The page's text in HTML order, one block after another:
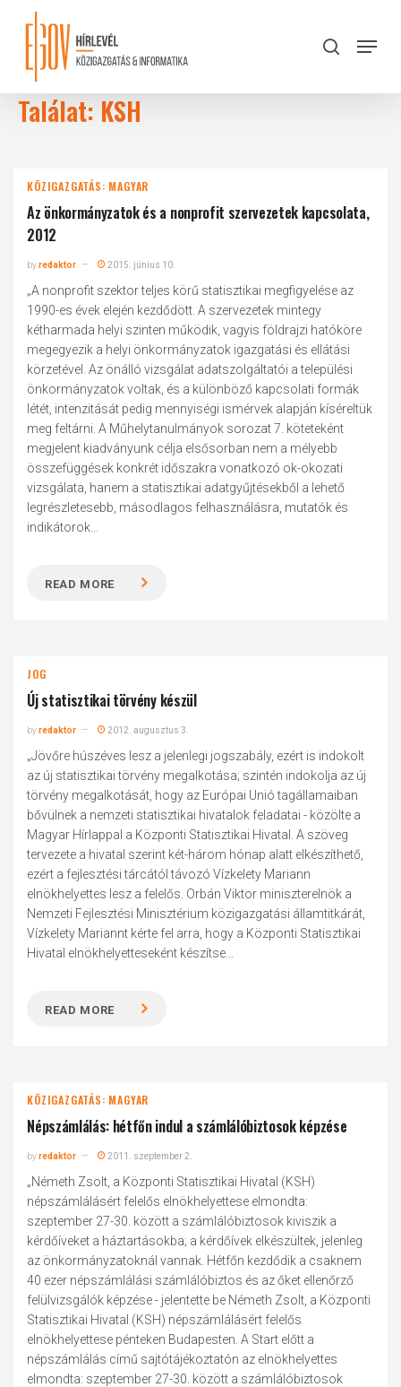
content
search
Menu
Találat: KSH
KÖZIGAZGATÁS: MAGYAR
Az önkormányzatok és a nonprofit szervezetek kapcsolata,
2012
byredaktor 2015. június 10.
„A nonprofit szektor teljes körű statisztikai megfigyelése az
1990-es évek elején kezdődött. A szervezetek mintegy
kétharmada helyi szinten működik, vagyis földrajzi hatóköre
megegyezik a helyi önkormányzatok igazgatási és ellátási
körzetével. Az önálló vizsgálat adatszolgáltatói a települési
önkormányzatok voltak, és a különböző kapcsolati formák
létét, intenzitását pedig mennyiségi ismérvek alapján kíséreltük
meg feltárni. A Műhelytanulmányok sorozat 7. köteteként
megjelent kiadványunk célja elsősorban nem a mélyebb
összefüggések konkrét időszakra vonatkozó ok-okozati
vizsgálata, hanem a statisztikai adatgyűjtésekből a lehető
legrészletesebb, másodlagos felhasználásra, mutatók és
indikátorok...
READ MORE
JOG
Új statisztikai törvény készül
byredaktor 2012. augusztus 3.
„Jövőre húszéves lesz a jelenlegi jogszabály, ezért is indokolt
az új statisztikai törvény megalkotása; szintén indokolja az új
törvény megalkotását, hogy az Európai Unió tagállamaiban
bővülnek a nemzeti statisztikai hivatalok feladatai - közölte a
Magyar Hírlappal a Központi Statisztikai Hivatal. A szöveg
tervezete a hivatal szerint két-három hónap alatt elkészíthető,
ezért a fejlesztési tárcától távozó Vízkelety Mariann
elnökhelyettes lesz a felelős. Orbán Viktor miniszterelnök a
Nemzeti Fejlesztési Minisztérium közigazgatási államtitkárát,
Vízkelety Mariannt kérte fel arra, hogy a Központi Statisztikai
Hivatal elnökhelyetteseként készítse...
READ MORE
KÖZIGAZGATÁS: MAGYAR
Népszámlálás: hétfőn indul a számlálóbiztosok képzése
byredaktor 2011. szeptember 2.
„Németh Zsolt, a Központi Statisztikai Hivatal (KSH)
népszámlálásért felelős elnökhelyettese elmondta:
szeptember 27-30. között a számlálóbiztosok kiviszik a
kérdőíveket a háztartásokba; a kérdőívek elkészültek, jelenleg
az önkormányzatoknál vannak. Hétfőn kezdődik a csaknem
40 ezer népszámlálási számlálóbiztos és az őket ellenőrző
felülvizsgálók képzése - jelentette be Németh Zsolt, a Központi
Statisztikai Hivatal (KSH) népszámlálásért felelős
elnökhelyettese pénteken Budapesten. A Start előtt a
népszámlálás című sajtótájékoztatón az elnökhelyettes
elmondta: szeptember 27-30. között a számlálóbiztosok
Close